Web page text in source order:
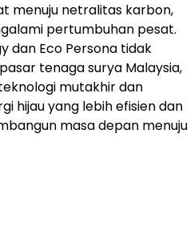
menuju netralitas karbon,
pertumbuhan pesat.
dan Eco Persona tidak
tenaga surya Malaysia,
mutakhir dan
hijau yang lebih efisien dan
masa depan menuju